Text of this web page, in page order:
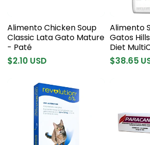
Alimento Chicken Soup
Classic Lata Gato Mature
- Paté
Precio
$2.10 USD
Alimento
Gatos
Diet
Precio
$38.65